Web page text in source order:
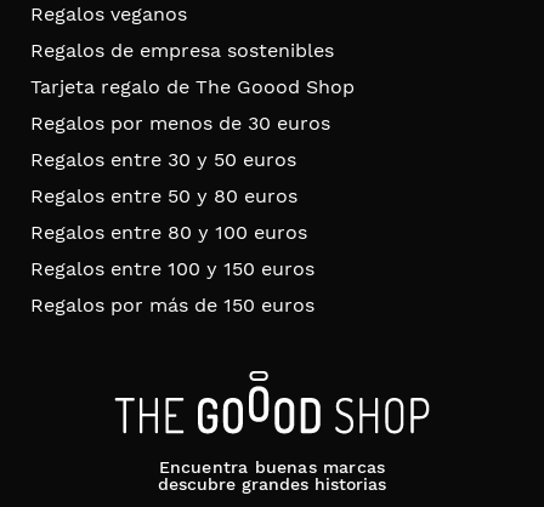
Regalos veganos
Regalos de empresa sostenibles
Tarjeta regalo de The Goood Shop
Regalos por menos de 30 euros
Regalos entre 30 y 50 euros
Regalos entre 50 y 80 euros
Regalos entre 80 y 100 euros
Regalos entre 100 y 150 euros
Regalos por más de 150 euros
Encuentra buenas marcas
descubre grandes historias